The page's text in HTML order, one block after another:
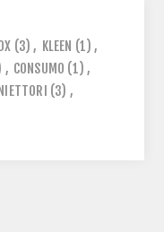
(3) , KLEEN (1) ,
, CONSUMO (1) ,
INIETTORI (3) ,